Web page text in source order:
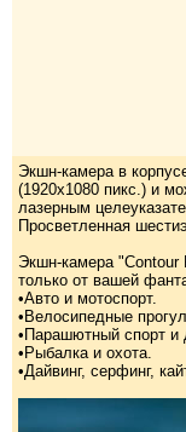
Экшн-камера в
(1920х1080 пикс.) и
лазерным
Просветленная
Экшн-камера "Contour
только от вашей
•Авто и мотоспорт.
•Велосипедные
•Парашютный спорт и
•Рыбалка и охота.
•Дайвинг, серфинг,